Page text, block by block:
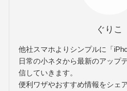
ぐりこ
他社スマホよりシンプルに「
日常の小ネタから最新のアップ
信していきます。
便利ワザやおすすめ情報をシェ